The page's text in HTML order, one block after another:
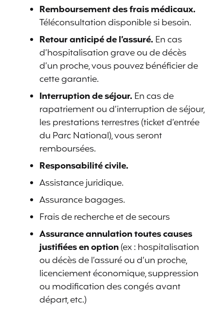
Remboursement des frais médicaux.
Téléconsultation disponible si besoin.
Retour anticipé de l’assuré. En cas
d’hospitalisation grave ou de décès
d’un proche, vous pouvez bénéficier de
cette garantie.
Interruption de séjour. En cas de
rapatriement ou d’interruption de séjour,
les prestations terrestres (ticket d’entrée
du Parc National), vous seront
remboursées.
Responsabilité civile.
Assistance juridique.
Assurance bagages.
Frais de recherche et de secours
Assurance annulation toutes causes
justifiées en option(ex : hospitalisation
ou décès de l’assuré ou d’un proche,
licenciement économique, suppression
ou modification des congés avant
départ, etc.)